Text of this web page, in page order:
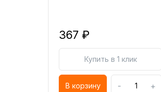
367 ₽
Купить в 1 клик
В корзину - +